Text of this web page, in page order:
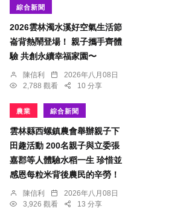
綜合新聞
2026雲林濁水溪好空氣生活節
崙背熱鬧登場！ 親子攜手齊體
驗 共創永續幸福家園〜
陳信利
2026年八月08日
2,788 觀看
10 分享
農業 綜合新聞
雲林縣西螺鎮農會舉辦親子下
田趣活動 200名親子與立委張
嘉郡等人體驗水稻一生 珍惜並
感恩每粒米背後農民的辛勞！
陳信利
2026年八月08日
3,926 觀看
13 分享